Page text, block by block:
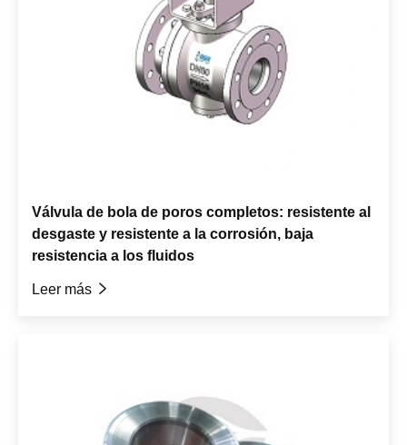
Válvula de bola de poros completos: resistente al
desgaste y resistente a la corrosión, baja
resistencia a los fluidos
Leer más 